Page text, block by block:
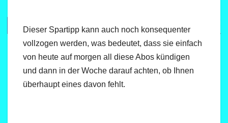
Dieser Spartipp kann auch noch konsequenter
vollzogen werden, was bedeutet, dass sie einfach
von heute auf morgen all diese Abos kündigen
und dann in der Woche darauf achten, ob Ihnen
überhaupt eines davon fehlt.